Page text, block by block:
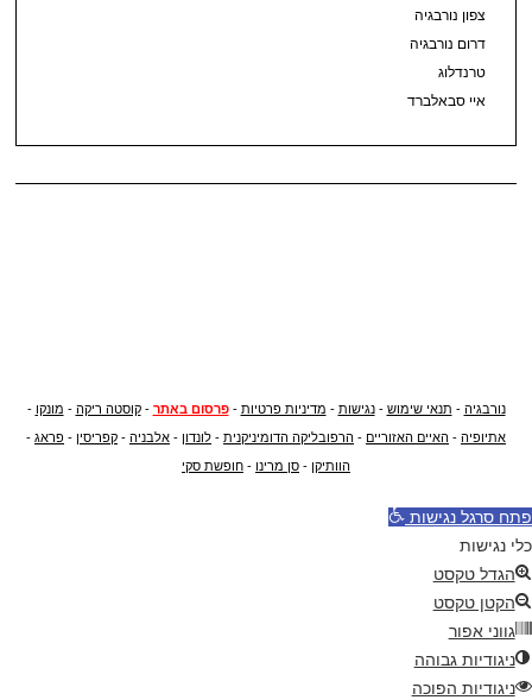
צפון נורבגיה
דרום נורבגיה
טרנדלוג
איי סבאלברד
נורבגיה - תנאי שימוש -נגישות - מדיניות פרטיות -פרסום באתר -קוסטה ריקה - מונקו -
אתיופיה - האיים האזוריים - הרפובליקה הדומיניקנית - לונדון - אלבניה - קפריסין - פראג -
הוותיקן - סן מרינו - חופשת סקי
פתח סרגל נגישות
כלי נגישות
הגדל טקסט
הקטן טקסט
גווני אפור
ניגודיות גבוהה
ניגודיות הפוכה